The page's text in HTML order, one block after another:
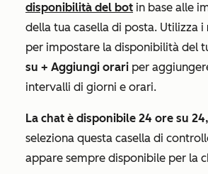
disponibilità del bot in base alle
della tua casella di posta. Utilizza i
per impostare la disponibilità del
su + Aggiungi orari per
intervalli di giorni e orari.
La chat è disponibile 24 ore su
seleziona questa casella di
appare sempre disponibile per la